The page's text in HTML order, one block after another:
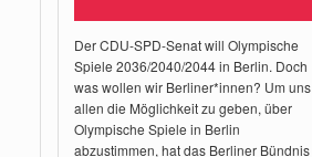
Der CDU-SPD-Senat will Olympische
Spiele 2036/2040/2044 in Berlin. Doch
was wollen wir Berliner*innen? Um uns
allen die Möglichkeit zu geben, über
Olympische Spiele in Berlin
abzustimmen, hat das Berliner Bündnis